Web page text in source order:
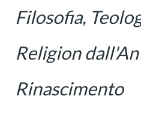
Filosofia,
Religion
Rinascimento